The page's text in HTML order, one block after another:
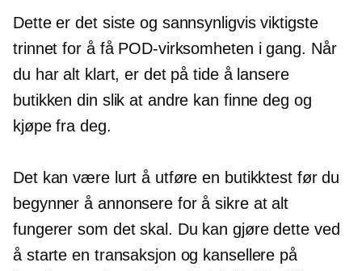
Dette er det siste og sannsynligvis viktigste
trinnet for å få POD-virksomheten i gang. Når
du har alt klart, er det på tide å lansere
butikken din slik at andre kan finne deg og
kjøpe fra deg.
Det kan være lurt å utføre en butikktest før du
begynner å annonsere for å sikre at alt
fungerer som det skal. Du kan gjøre dette ved
å starte en transaksjon og kansellere på